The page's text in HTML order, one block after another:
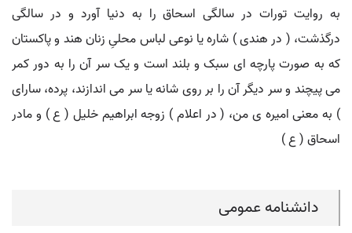
به روایت تورات در سالگی اسحاق را به دنیا آورد و در سالگی
درگذشت، ( در هندی ) شاره یا نوعی لباس محلیِ زنان هند و پاکستان
که به صورت پارچه ای سبک و بلند است و یک سر آن را به دور کمر
می پیچند و سر دیگر آن را بر روی شانه یا سر می اندازند، پرده، سارای
) به معنی امیره ی من، ( در اعلام ) زوجه ابراهیم خلیل ( ع ) و مادر
اسحاق ( ع )
دانشنامه عمومی